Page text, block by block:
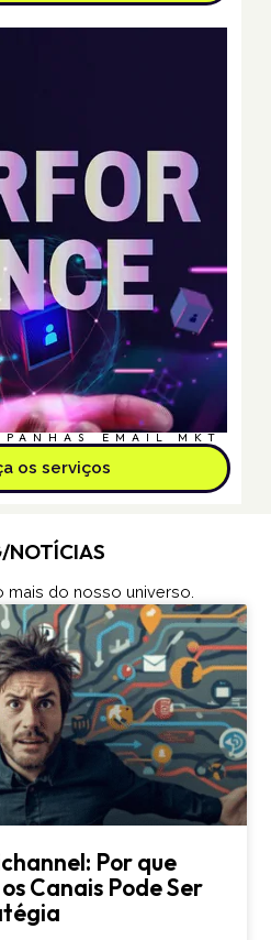
EMAIL MKT
os serviços
NOTÍCIAS
mais do nosso universo.
Por que
Canais Pode Ser